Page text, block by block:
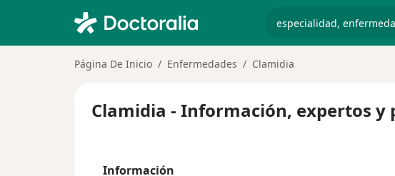
Página De Inicio Enfermedades Clamidia
Clamidia - Información, expertos y
Información